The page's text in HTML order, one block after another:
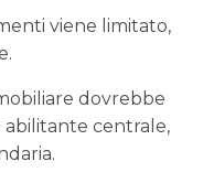
viene limitato,
dovrebbe
centrale,